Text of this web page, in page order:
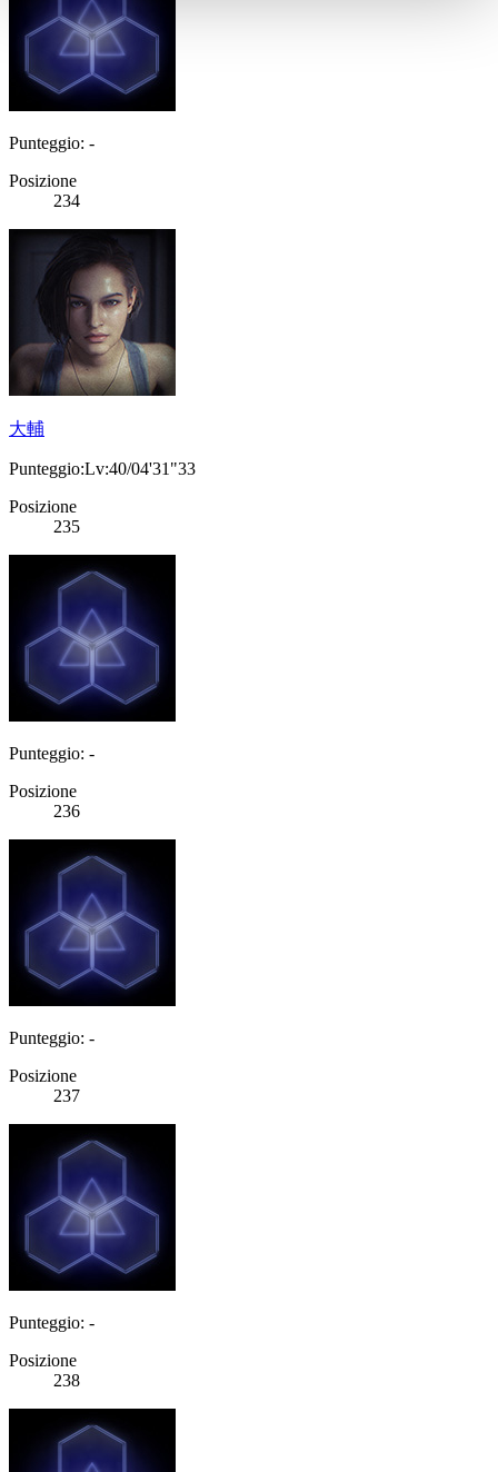
Punteggio: -
Posizione
234
大輔
Punteggio:Lv:40/04'31"33
Posizione
235
Punteggio: -
Posizione
236
Punteggio: -
Posizione
237
Punteggio: -
Posizione
238